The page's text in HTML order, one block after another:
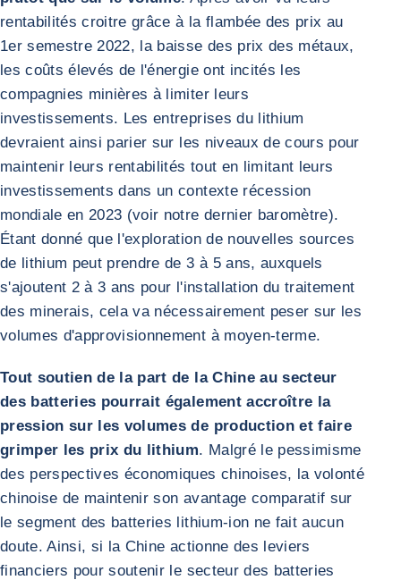
rentabilités croitre grâce à la flambée des prix au
1er semestre 2022, la baisse des prix des métaux,
les coûts élevés de l'énergie ont incités les
compagnies minières à limiter leurs
investissements. Les entreprises du lithium
devraient ainsi parier sur les niveaux de cours pour
maintenir leurs rentabilités tout en limitant leurs
investissements dans un contexte récession
mondiale en 2023 (voir notre dernier baromètre).
Étant donné que l'exploration de nouvelles sources
de lithium peut prendre de 3 à 5 ans, auxquels
s'ajoutent 2 à 3 ans pour l'installation du traitement
des minerais, cela va nécessairement peser sur les
volumes d'approvisionnement à moyen-terme.
Tout soutien de la part de la Chine au secteur
des batteries pourrait également accroître la
pression sur les volumes de production et faire
grimper les prix du lithium. Malgré le pessimisme
des perspectives économiques chinoises, la volonté
chinoise de maintenir son avantage comparatif sur
le segment des batteries lithium-ion ne fait aucun
doute. Ainsi, si la Chine actionne des leviers
financiers pour soutenir le secteur des batteries